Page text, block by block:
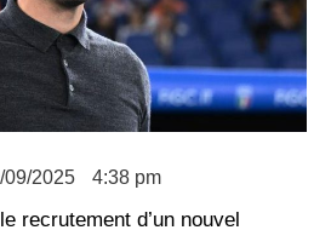
09/2025 4:38 pm
recrutement d’un nouvel